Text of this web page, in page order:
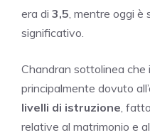
era di 3,5, mentre oggi è
significativo.
Chandran sottolinea che
principalmente dovuto
livelli di istruzione,
relative al matrimonio e